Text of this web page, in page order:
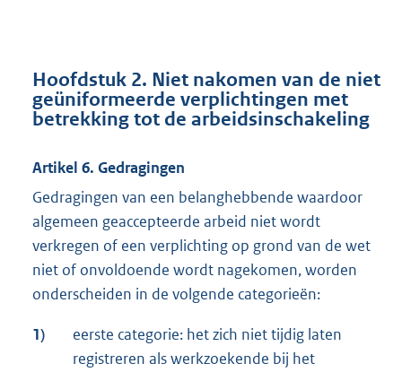
Hoofdstuk 2. Niet nakomen van de niet
geüniformeerde verplichtingen met
betrekking tot de arbeidsinschakeling
Artikel 6. Gedragingen
Gedragingen van een belanghebbende waardoor
algemeen geaccepteerde arbeid niet wordt
verkregen of een verplichting op grond van de wet
niet of onvoldoende wordt nagekomen, worden
onderscheiden in de volgende categorieën:
1)
eerste categorie: het zich niet tijdig laten
registreren als werkzoekende bij het